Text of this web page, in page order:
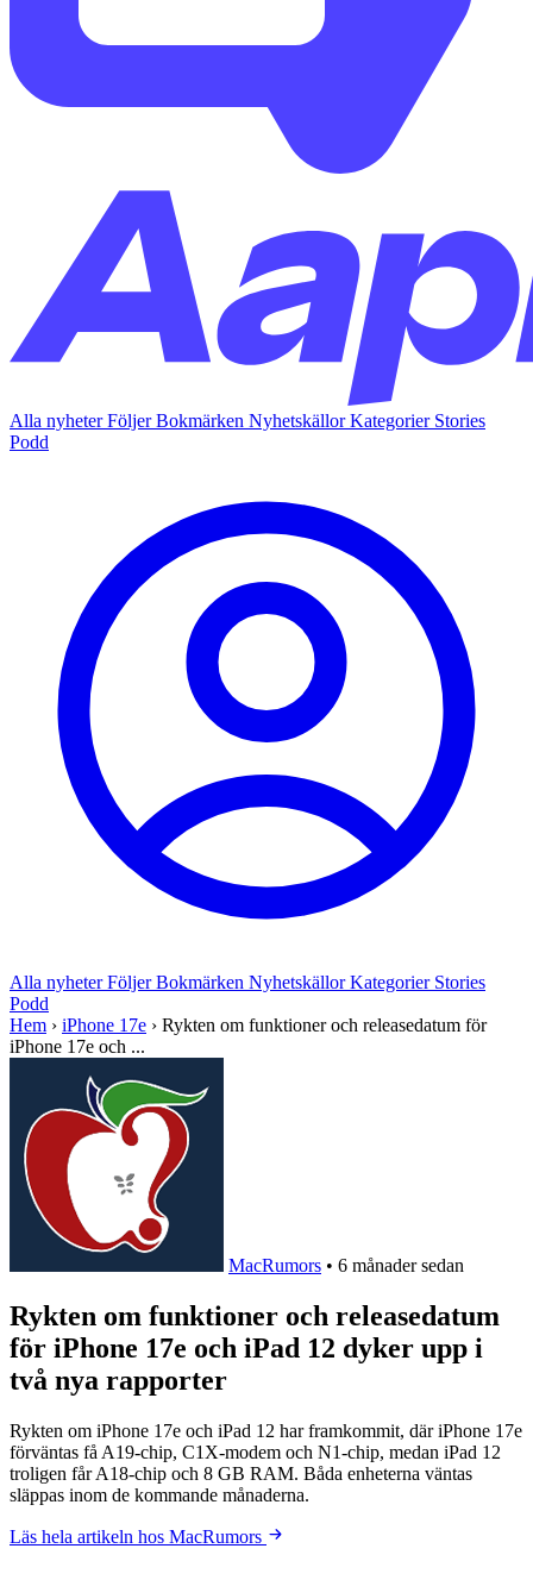
Alla nyheterFöljerBokmärken NyhetskällorKategorier Stories
Podd
Alla nyheterFöljerBokmärken NyhetskällorKategorier Stories
Podd
Hem › iPhone 17e › Rykten om funktioner och releasedatum för
iPhone 17e och ...
MacRumors • 6 månader sedan
Rykten om funktioner och releasedatum
för iPhone 17e och iPad 12 dyker upp i
två nya rapporter
Rykten om iPhone 17e och iPad 12 har framkommit, där iPhone 17e
förväntas få A19-chip, C1X-modem och N1-chip, medan iPad 12
troligen får A18-chip och 8 GB RAM. Båda enheterna väntas
släppas inom de kommande månaderna.
Läs hela artikeln hos MacRumors